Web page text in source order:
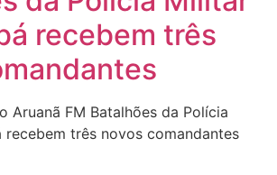
recebem três
Aruanã FM Batalhões da Polícia
recebem três novos comandantes